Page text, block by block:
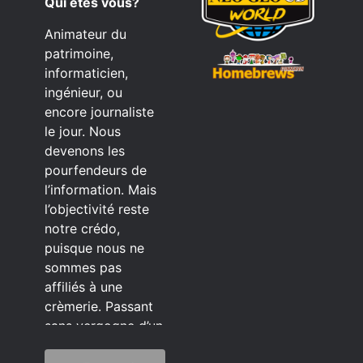
Animateur du
patrimoine,
informaticien,
ingénieur, ou
encore journaliste
le jour. Nous
devenons les
pourfendeurs de
l’information. Mais
l’objectivité reste
notre crédo,
puisque nous ne
sommes pas
affiliés à une
crèmerie. Passant
sans vergogne d’un